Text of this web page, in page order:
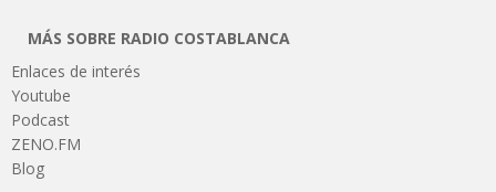
MÁS SOBRE RADIO COSTABLANCA
Enlaces de interés
Youtube
Podcast
ZENO.FM
Blog